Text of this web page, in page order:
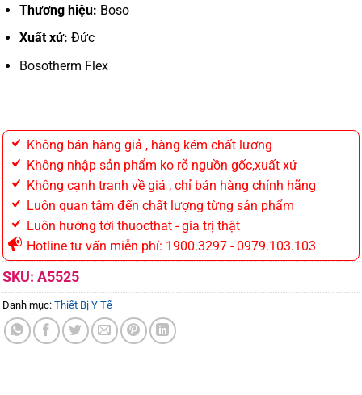
Thương hiệu: Boso
Xuất xứ: Đức
Bosotherm Flex
Không bán hàng giả , hàng kém chất lương
Không nhập sản phẩm ko rõ nguồn gốc,xuất xứ
Không cạnh tranh về giá , chỉ bán hàng chính hãng
Luôn quan tâm đến chất lượng từng sản phẩm
Luôn hướng tới thuocthat - gia trị thật
Hotline tư vấn miễn phí: 1900.3297 - 0979.103.103
SKU: A5525
Danh mục: Thiết Bị Y Tế